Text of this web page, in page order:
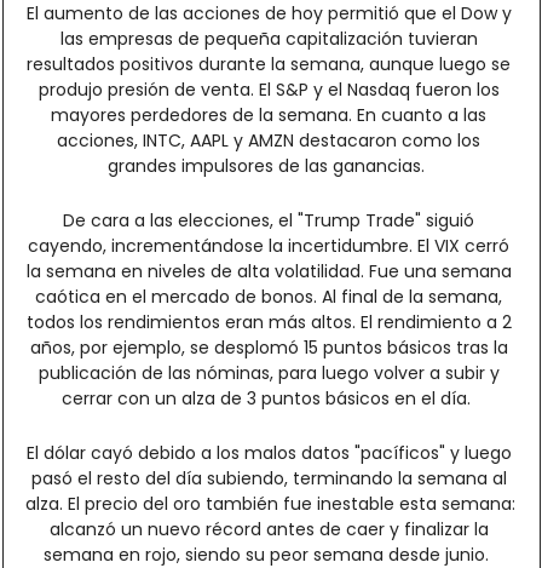
El aumento de las acciones de hoy permitió que el Dow y
las empresas de pequeña capitalización tuvieran
resultados positivos durante la semana, aunque luego se
produjo presión de venta. El S&P y el Nasdaq fueron los
mayores perdedores de la semana. En cuanto a las
acciones, INTC, AAPL y AMZN destacaron como los
grandes impulsores de las ganancias.
De cara a las elecciones, el "Trump Trade" siguió
cayendo, incrementándose la incertidumbre. El VIX cerró
la semana en niveles de alta volatilidad. Fue una semana
caótica en el mercado de bonos. Al final de la semana,
todos los rendimientos eran más altos. El rendimiento a 2
años, por ejemplo, se desplomó 15 puntos básicos tras la
publicación de las nóminas, para luego volver a subir y
cerrar con un alza de 3 puntos básicos en el día.
El dólar cayó debido a los malos datos "pacíficos" y luego
pasó el resto del día subiendo, terminando la semana al
alza. El precio del oro también fue inestable esta semana:
alcanzó un nuevo récord antes de caer y finalizar la
semana en rojo, siendo su peor semana desde junio.